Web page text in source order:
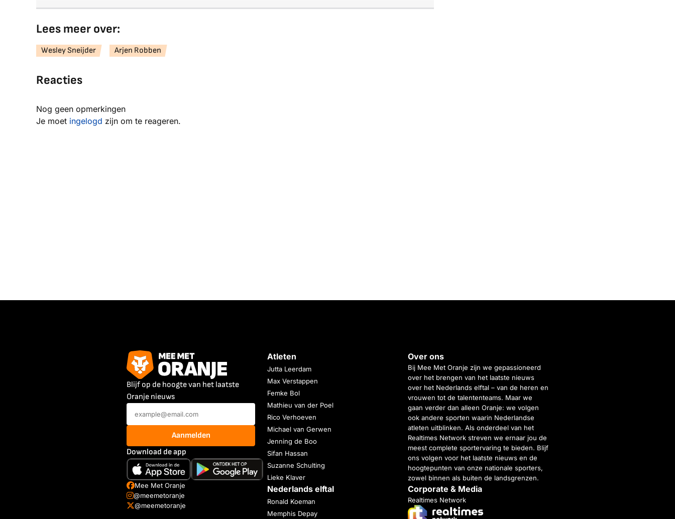
Lees meer over:
Wesley Sneijder Arjen Robben
Reacties
Nog geen opmerkingen
Je moet ingelogd zijn om te reageren.
Blijf op de hoogte van het laatste
Oranje nieuws
Aanmelden
Download de app
Mee Met Oranje
@meemetoranje
@meemetoranje
Atleten
Jutta Leerdam
Max Verstappen
Femke Bol
Mathieu van der Poel
Rico Verhoeven
Michael van Gerwen
Jenning de Boo
Sifan Hassan
Suzanne Schulting
Lieke Klaver
Nederlands elftal
Ronald Koeman
Memphis Depay
Over ons
Bij Mee Met Oranje zijn we gepassioneerd
over het brengen van het laatste nieuws
over het Nederlands elftal – van de heren en
vrouwen tot de talententeams. Maar we
gaan verder dan alleen Oranje: we volgen
ook andere sporten waarin Nederlandse
atleten uitblinken. Als onderdeel van het
Realtimes Network streven we ernaar jou de
meest complete sportervaring te bieden. Blijf
ons volgen voor het laatste nieuws en de
hoogtepunten van onze nationale sporters,
zowel binnen als buiten de landsgrenzen.
Corporate & Media
Realtimes Network